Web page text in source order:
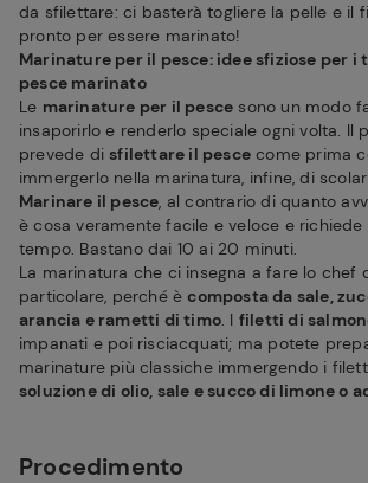
da sfilettare: ci basterà togliere la pelle e il
pronto per essere marinato!
Marinature per il pesce: idee sfiziose per
pesce marinato
Le marinature per il pesce sono un modo
insaporirlo e renderlo speciale ogni volta. Il
prevede di sfilettare il pesce come prima
immergerlo nella marinatura, infine, di
Marinare il pesce, al contrario di quanto
è cosa veramente facile e veloce e
tempo. Bastano dai 10 ai 20 minuti.
La marinatura che ci insegna a fare lo chef
particolare, perché ècomposta da sale,
arancia e rametti di timo. I filetti di
impanati e poi risciacquati; ma potete
marinature più classiche immergendo i
soluzione di olio, sale e succo di limone o
Procedimento